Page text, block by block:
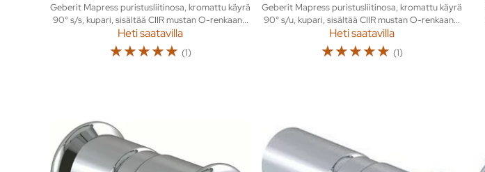
Geberit Mapress puristusliitinosa, kromattu käyrä
90° s/s, kupari, sisältää CIIR mustan O-renkaan...
Heti saatavilla
☆☆☆☆☆ (1)
Geberit Mapress puristusliitinosa, kromattu käyrä
90° s/u, kupari, sisältää CIIR mustan O-renkaan...
Heti saatavilla
☆☆☆☆☆ (1)